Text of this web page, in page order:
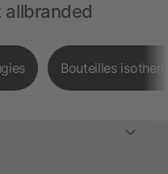
allbranded
Bouteilles